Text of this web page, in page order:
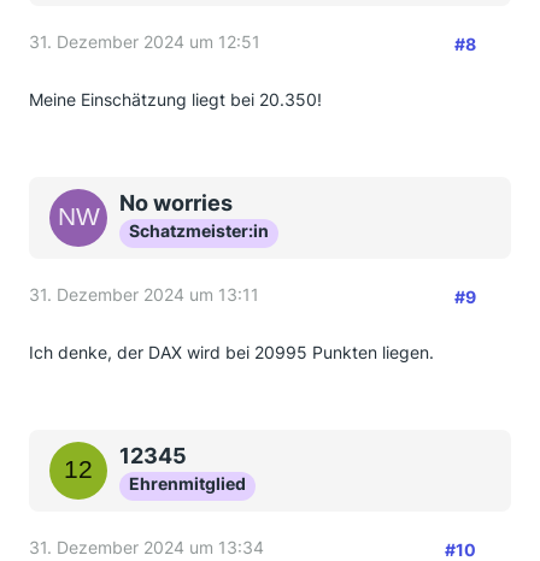
31. Dezember 2024 um 12:51 #8
Meine Einschätzung liegt bei 20.350!
No worries
Schatzmeister:in
31. Dezember 2024 um 13:11 #9
Ich denke, der DAX wird bei 20995 Punkten liegen.
12345
Ehrenmitglied
31. Dezember 2024 um 13:34 #10